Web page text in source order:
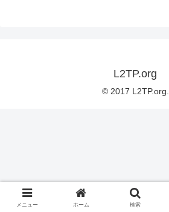
L2TP.org
© 2017 L2TP.org.
メニュー ホーム 検索